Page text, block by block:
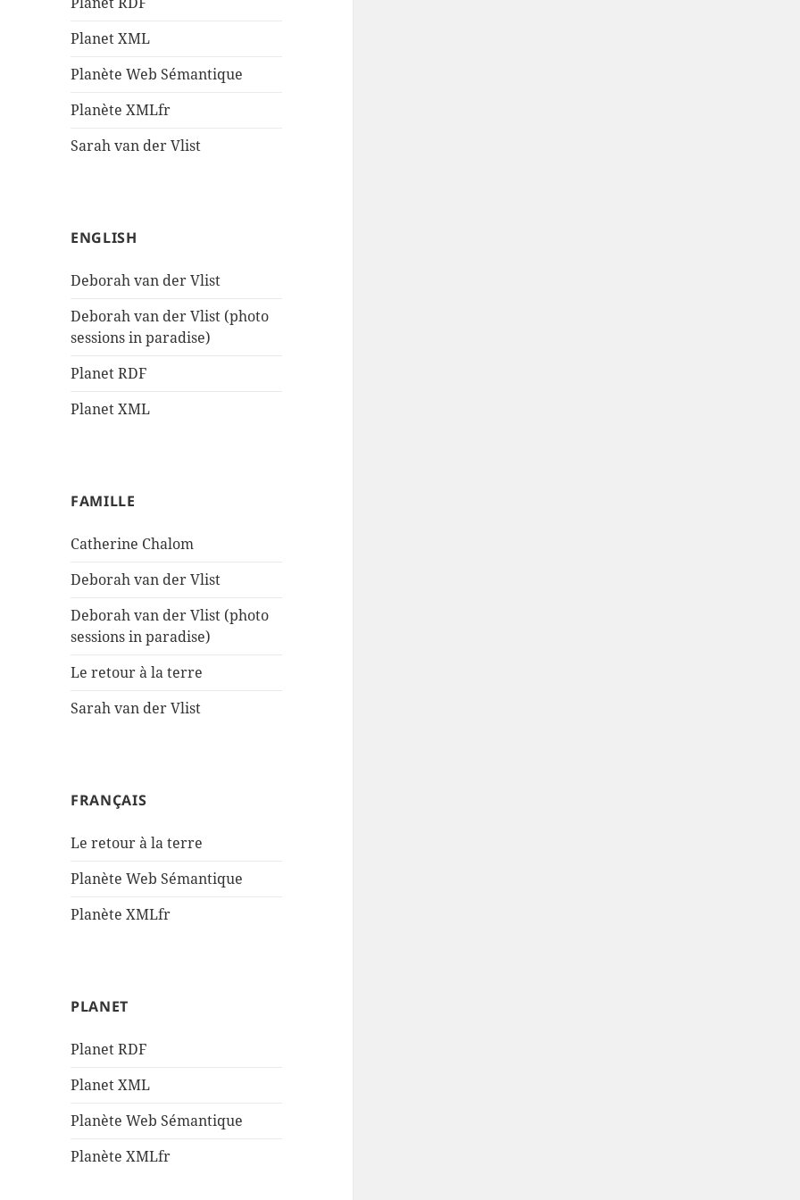
Planet XML
Planète Web Sémantique
Planète XMLfr
Sarah van der Vlist
ENGLISH
Deborah van der Vlist
Deborah van der Vlist (photo
sessions in paradise)
Planet RDF
Planet XML
FAMILLE
Catherine Chalom
Deborah van der Vlist
Deborah van der Vlist (photo
sessions in paradise)
Le retour à la terre
Sarah van der Vlist
FRANÇAIS
Le retour à la terre
Planète Web Sémantique
Planète XMLfr
PLANET
Planet RDF
Planet XML
Planète Web Sémantique
Planète XMLfr